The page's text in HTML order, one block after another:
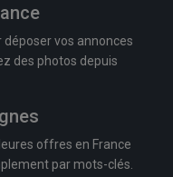
vos annonces
des photos depuis
offres en France
par mots-clés.